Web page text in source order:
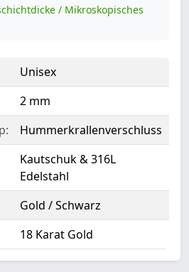
/ Mikroskopisches
Unisex
2 mm
Hummerkrallenverschluss
Kautschuk & 316L
Edelstahl
Gold / Schwarz
18 Karat Gold